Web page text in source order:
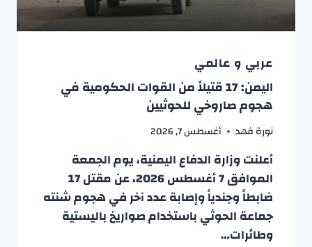
عربي و عالمي
اليمن: 17 قتيلاً من القوات الحكومية في
هجوم صاروخي للحوثيين
نورة فهد أغسطس 7, 2026
أعلنت وزارة الدفاع اليمنية، يوم الجمعة
الموافق 7 أغسطس 2026، عن مقتل 17
ضابطاً وجندياً وإصابة عدد آخر في هجوم شنته
جماعة الحوثي باستخدام صواريخ باليستية
وطائرات…